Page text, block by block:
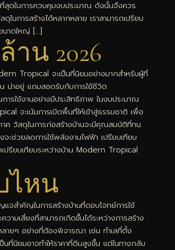
สุดในการควบคุมงบประมาณ ดังนั้นจึงควร
ในการสร้างได้หลากหลาย เราสามารถเปรียบ
นาดใหญ่ […]
าน 2026
Tropical จะเป็นที่นิยมอย่างมากสำหรับผู้ที่
น่าอยู่ แถมสอดรับกับการใช้ชีวิต
รใช้งานอย่างมีประสิทธิภาพ ในงบประมาณ
จะเน้นการเปิดพื้นที่ให้เข้าสู่ธรรมชาติ เพื่อ
าศ วัสดุในการก่อสร้างบ้านจะมีคุณสมบัติที่ทน
ะช่วยลดการใช้พลังงานไฟฟ้า เปรียบเทียบ
ปรียบเทียบระหว่างบ้าน Modern Tropical
ไหน
จสำคัญในการสร้างบ้านที่ตอบโจทย์การใช้
ามเสี่ยงที่สามารถเกิดขึ้นได้ระหว่างการสร้าง
ายๆ อย่างที่ต้องพิจารณา เช่น ทำเลที่ตั้ง
ที่นิยมอาจทำให้ราคาที่ดินสูงขึ้น แต่ในทางกลับ